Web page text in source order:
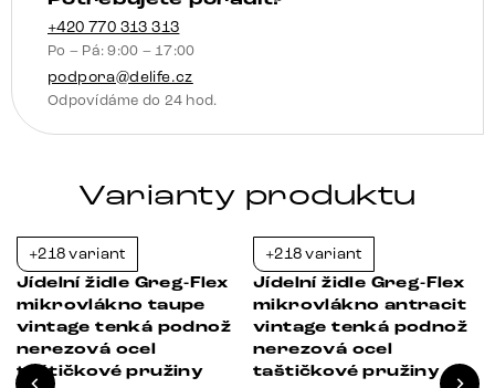
+420 770 313 313
Po – Pá: 9:00 – 17:00
podpora@delife.cz
Odpovídáme do 24 hod.
Varianty produktu
+218 variant
Jídelní židle Greg-Flex
mikrovlákno taupe
vintage tenká podnož
nerezová ocel
taštičkové pružiny
+218 variant
Jídelní židle Greg-Flex
mikrovlákno antracit
vintage tenká podnož
nerezová ocel
taštičkové pružiny